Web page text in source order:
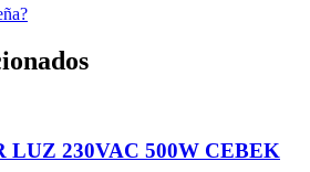
LUZ 230VAC 500W CEBEK